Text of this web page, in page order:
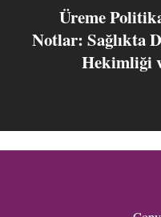
Üreme
Notlar: Sağlıkta
Hekimliği